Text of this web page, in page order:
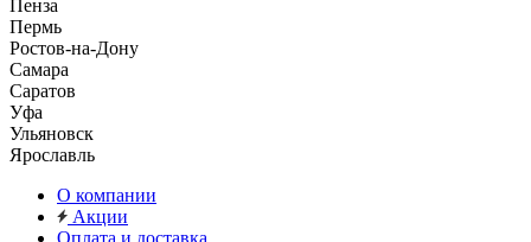
Пенза
Пермь
Ростов-на-Дону
Самара
Саратов
Уфа
Ульяновск
Ярославль
О компании
Акции
Оплата и доставка